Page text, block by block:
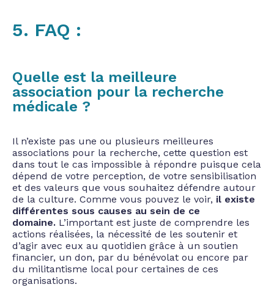
5. FAQ :
Quelle est la meilleure
association pour la recherche
médicale ?
Il n’existe pas une ou plusieurs meilleures
associations pour la recherche, cette question est
dans tout le cas impossible à répondre puisque cela
dépend de votre perception, de votre sensibilisation
et des valeurs que vous souhaitez défendre autour
de la culture. Comme vous pouvez le voir, il existe
différentes sous causes au sein de ce
domaine. L’important est juste de comprendre les
actions réalisées, la nécessité de les soutenir et
d’agir avec eux au quotidien grâce à un soutien
financier, un don, par du bénévolat ou encore par
du militantisme local pour certaines de ces
organisations.